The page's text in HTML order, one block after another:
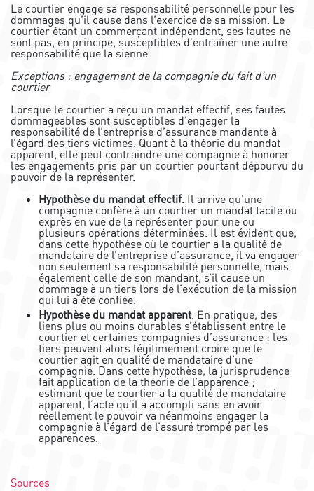
Le courtier engage sa responsabilité personnelle pour les
dommages qu’il cause dans l’exercice de sa mission. Le
courtier étant un commerçant indépendant, ses fautes ne
sont pas, en principe, susceptibles d’entraîner une autre
responsabilité que la sienne.
Exceptions : engagement de la compagnie du fait d’un
courtier
Lorsque le courtier a reçu un mandat effectif, ses fautes
dommageables sont susceptibles d’engager la
responsabilité de l’entreprise d’assurance mandante à
l’égard des tiers victimes. Quant à la théorie du mandat
apparent, elle peut contraindre une compagnie à honorer
les engagements pris par un courtier pourtant dépourvu du
pouvoir de la représenter.
Hypothèse du mandat effectif. Il arrive qu’une
compagnie confère à un courtier un mandat tacite ou
exprès en vue de la représenter pour une ou
plusieurs opérations déterminées. Il est évident que,
dans cette hypothèse où le courtier a la qualité de
mandataire de l’entreprise d’assurance, il va engager
non seulement sa responsabilité personnelle, mais
également celle de son mandant, s’il cause un
dommage à un tiers lors de l’exécution de la mission
qui lui a été confiée.
Hypothèse du mandat apparent. En pratique, des
liens plus ou moins durables s’établissent entre le
courtier et certaines compagnies d’assurance : les
tiers peuvent alors légitimement croire que le
courtier agit en qualité de mandataire d’une
compagnie. Dans cette hypothèse, la jurisprudence
fait application de la théorie de l’apparence ;
estimant que le courtier a la qualité de mandataire
apparent, l’acte qu’il a accompli sans en avoir
réellement le pouvoir va néanmoins engager la
compagnie à l’égard de l’assuré trompé par les
apparences.
Sources